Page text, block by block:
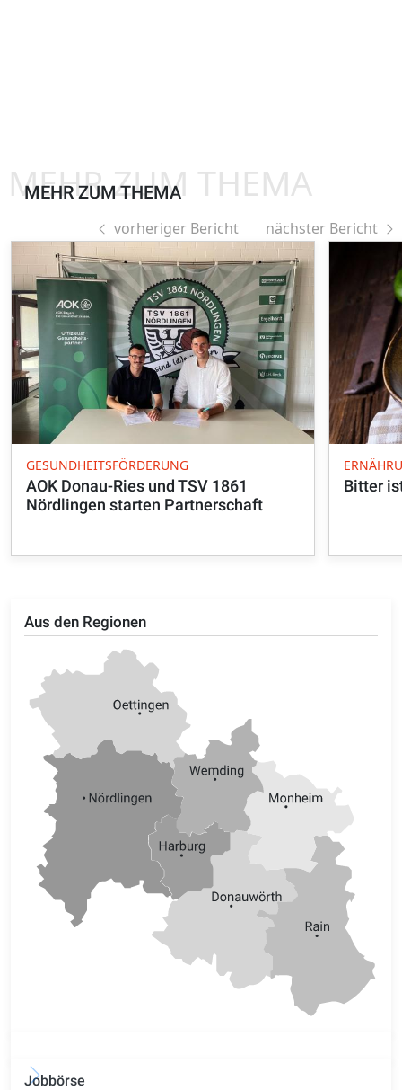
Aus den Regionen
Jobbörse
MEHR ZUM THEMA
MEHR ZUM THEMA
vorheriger Bericht nächster Bericht
GESUNDHEITSFÖRDERUNG
AOK Donau-Ries und TSV 1861
Nördlingen starten Partnerschaft
Bitter